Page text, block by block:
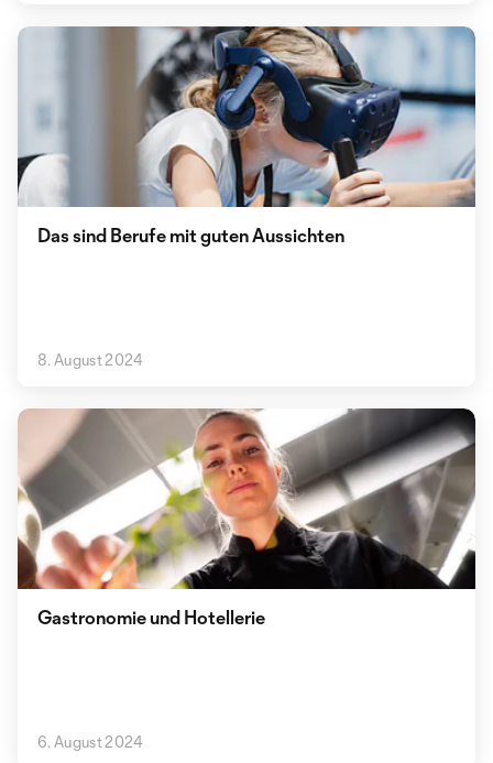
Das sind Berufe mit guten Aussichten
8. August 2024
Gastronomie und Hotellerie
6. August 2024